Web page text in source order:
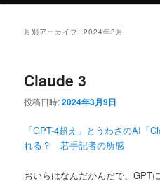
月別アーカイブ:2024年3月
Claude 3
投稿日時:2024年3月9日
「GPT-4超え」とうわさのAI
れる？ 若手記者の所感
おいらはなんだかんだで、GPT